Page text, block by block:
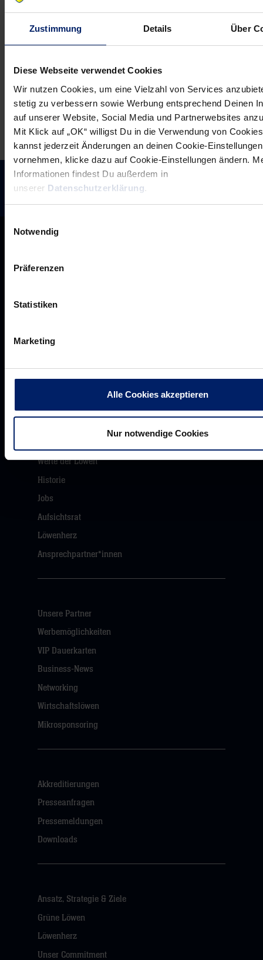
Zustimmung Details Über
Diese Webseite verwendet Cookies
Wir nutzen Cookies, um eine Vielzahl von Services
stetig zu verbessern sowie Werbung entsprechend Deinen
auf unserer Website, Social Media und Partnerwebsites
Mit Klick auf „OK“ willigst Du in die Verwendung von
kannst jederzeit Änderungen an deinen Cookie-Einstellungen
vornehmen, klicke dazu auf Cookie-Einstellungen ändern.
Informationen findest Du außerdem in
unserer Datenschutzerklärung.
Notwendig
Präferenzen
Statistiken
Marketing
Alle Cookies akzeptieren
Nur notwendige Cookies
der
SAP
Arena
nach
Werte der Löwen
Historie
Jobs
Aufsichtsrat
Löwenherz
Ansprechpartner*innen
Unsere Partner
Werbemöglichkeiten
VIP Dauerkarten
Business-News
Networking
Wirtschaftslöwen
Mikrosponsoring
Akkreditierungen
Presseanfragen
Pressemeldungen
Downloads
Ansatz, Strategie & Ziele
Grüne Löwen
Löwenherz
Unser Commitment